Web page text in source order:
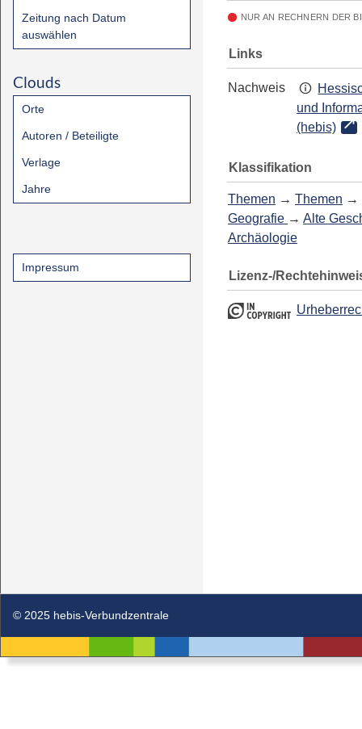
Zeitung nach Datum
auswählen
Clouds
Orte
Autoren / Beteiligte
Verlage
Jahre
Impressum
NUR AN RECHNERN DER
Links
Nachweis
und
(hebis)
Klassifikation
Themen → Themen →
Geografie → Alte
Archäologie
Lizenz-/
© 2025 hebis-Verbundzentrale